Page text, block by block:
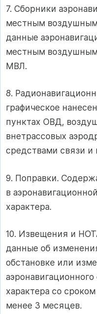
7. Сборники
местным
данные
местным
МВЛ.
8.
графическое
пунктах ОВД,
внетрассовых
средствами связи и
9. Поправки.
в
характера.
10. Извещения и
данные об
обстановке или
характера со
менее 3 месяцев.